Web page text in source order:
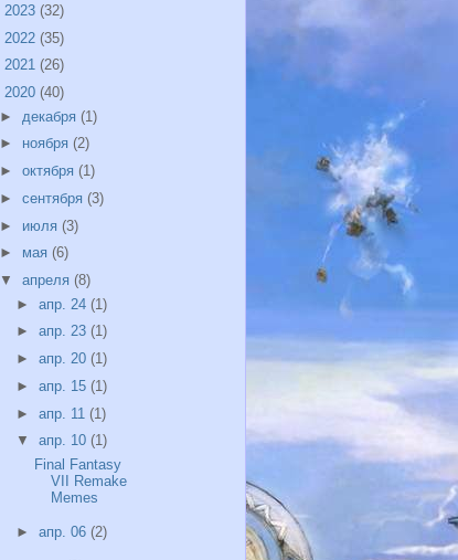
2023 (32)
2022 (35)
2021 (26)
2020 (40)
► декабря (1)
► ноября (2)
► октября (1)
► сентября (3)
► июля (3)
► мая (6)
▼ апреля (8)
►апр. 24(1)
►апр. 23(1)
►апр. 20(1)
►апр. 15(1)
►апр. 11(1)
▼апр. 10(1)
Final Fantasy
VII Remake
Memes
►апр. 06(2)